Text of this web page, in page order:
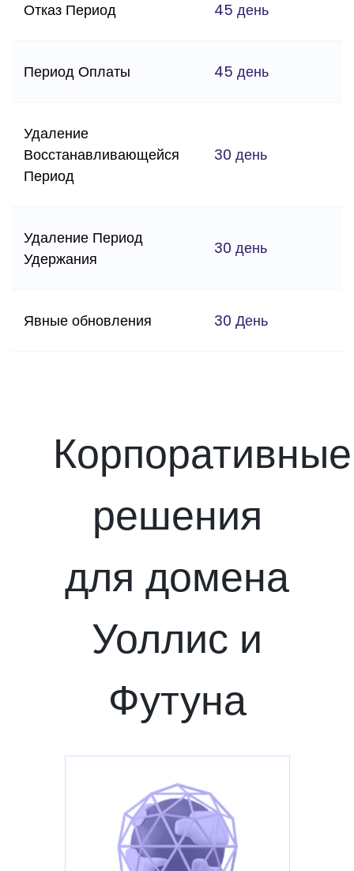
Отказ Период 45 день
Период Оплаты 45 день
Удаление
Восстанавливающейся
Период
30 день
Удаление Период
Удержания
30 день
Явные обновления 30 День
Корпоративные
решения
для домена
Уоллис и
Футуна